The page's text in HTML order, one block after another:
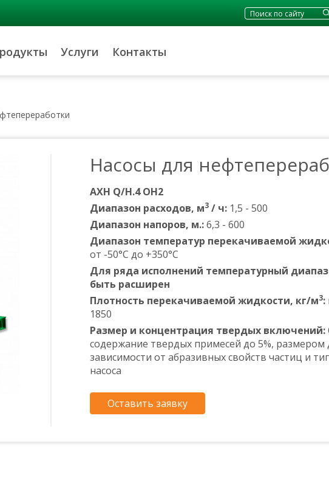
Услуги Контакты
Насосы для
АХН Q/H.4 OH2
Диапазон расходов, м3/ ч: 1,5 - 500
Диапазон напоров, м.:6,3 - 600
Диапазон температур перекачиваемой
от -50°С до +350°С
Для ряда исполнений температурный
быть расширен
Плотность перекачиваемой жидкости, кг/м3:
1850
Размер и концентрация твердых включений:
содержание твердых примесей до 5%, размером
зависимости от абразивных свойств частиц и
насоса
Оставить заявку